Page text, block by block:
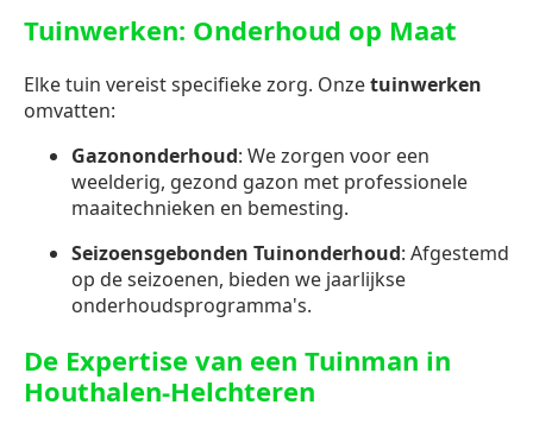
Tuinwerken: Onderhoud op Maat
Elke tuin vereist specifieke zorg. Onzetuinwerken
omvatten:
Gazononderhoud: We zorgen voor een
weelderig, gezond gazon met professionele
maaitechnieken en bemesting.
Seizoensgebonden Tuinonderhoud: Afgestemd
op de seizoenen, bieden we jaarlijkse
onderhoudsprogramma's.
De Expertise van een Tuinman in
Houthalen-Helchteren